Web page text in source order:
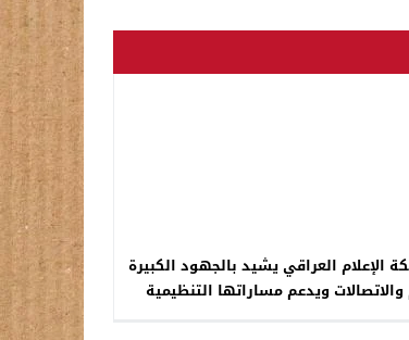
الإعلام العراقي يشيد بالجهود الكبيرة
والاتصالات ويدعم مساراتها التنظيمية